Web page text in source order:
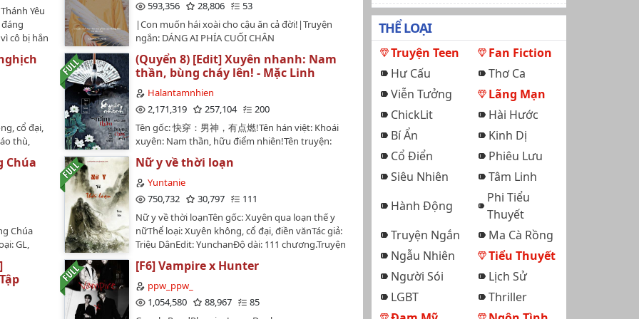
Yêu
cô bị hắn
hiếp
còn
một
Người
ở trong
Tôn
bày
lần nữa
dao
593,356
28,806
53
|Con muốn hái xoài cho cậu ăn cả đời!|Truyện
ngắn: DÁNG AI PHÍA CUỐI CHÂN
TRỜIcongchuane…
cổ đại,
thù,
Cố
Long
làm
,
trái
nữa mở
còn
bảo,
thủ của
(Quyển 8) [Edit] Xuyên nhanh: Nam
thần, bùng cháy lên! - Mặc Linh
Halantamnhien
2,171,319
257,104
200
Tên gốc: 快穿：男神，有点燃!Tên hán việt: Khoái
xuyên: Nam thần, hữu điểm nhiên!Tên truyện:
Mặc LinhThể loại: Ngôn tình, cổ đại, hiện đại, xuyên
nhanh, hệ thống, tình cảm, khoa học viễn tưởng,
hài hước, HE,...Edit by Hạ Lan Tâm NhiênẢnh bìa:
Tranh vô duyên vô cớ bị phán định tử vong, sau khi
chết, phiền não duy nhất chính là - tiêu tiền.Từ khi
bị ràng buộc với cái hệ thống này, cô eo không đau,
chân không mỏi, đến cả thở gấp cũng không cần
nữa, mỗi ngày đều phải tiêu tiền trong sợ hãi.Hệ
thống: Tiểu tỷ tỷ, không nên tùy tiện mở hình thức
vô địch! (▼皿▼#)Hệ thống: Chúng ta định ra cái
Chúa
Chúa
GL,
tình
x Cố
Dung.
Độ dài :
).…
Nữ y về thời loạn
Yuntanie
750,732
30,797
111
Nữ y về thời loạnTên gốc: Xuyên qua loạn thế y
nữThể loại: Xuyên không, cổ đại, điền vănTác giả:
Triệu DânEdit: YunchanĐộ dài: 111 chương.Truyện
https://yuntannie.wordpress.com/Tình trạng edit:
HoànGiới thiệu nội dung:Nghiên cứu sinh đại học y
Văn Đan Khê vượt thời gian tới thời loạn cuối triều
[F6] Vampire x Hunter
ppw_ppw_
1,054,580
88,967
85
THỂ LOẠI
Truyện Teen
Fan Fiction
Hư Cấu
Thơ Ca
Viễn Tưởng
Lãng Mạn
ChickLit
Hài Hước
Bí Ẩn
Kinh Dị
Cổ Điển
Phiêu Lưu
Siêu Nhiên
Tâm Linh
Hành Động
Phi Tiểu
Thuyết
Truyện Ngắn
Ma Cà Rồng
Ngẫu Nhiên
Tiểu Thuyết
Người Sói
Lịch Sử
LGBT
Thriller